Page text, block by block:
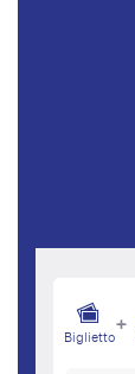
Biglietto+